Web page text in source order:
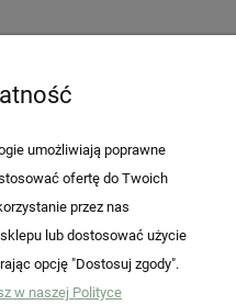
umożliwiają poprawne
ofertę do Twoich
przez nas
lub dostosować użycie
opcję "Dostosuj zgody".
w naszej Polityce